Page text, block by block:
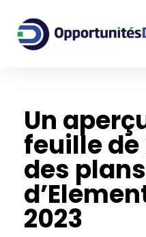
Un
feuille
des plans
2023